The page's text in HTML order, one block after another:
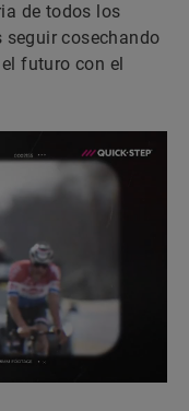
de todos los
cosechando
futuro con el